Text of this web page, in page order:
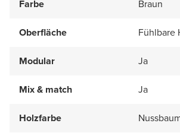
Farbe Braun
Oberfläche Fühlbare
Modular Ja
Mix & match Ja
Holzfarbe